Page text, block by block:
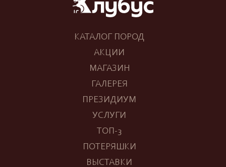
КАТАЛОГ ПОРОД
АКЦИИ
МАГАЗИН
ГАЛЕРЕЯ
ПРЕЗИДИУМ
УСЛУГИ
ТОП-3
ПОТЕРЯШКИ
ВЫСТАВКИ